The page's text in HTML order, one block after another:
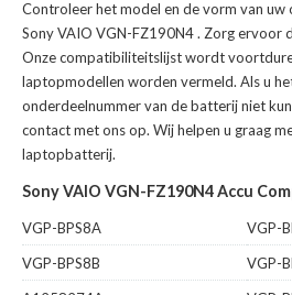
Controleer het model en de vorm van
Sony VAIO VGN-FZ190N4. Zorg ervoor
Onze compatibiliteitslijst wordt
laptopmodellen worden vermeld. Als u
onderdeelnummer van de batterij niet
contact met ons op. Wij helpen u graag
laptopbatterij.
Sony VAIO VGN-FZ190N4 Accu
VGP-BPS8A
VGP-
VGP-BPS8B
VGP-